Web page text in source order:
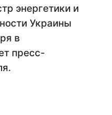
энергетики и
Украины
в
пресс-